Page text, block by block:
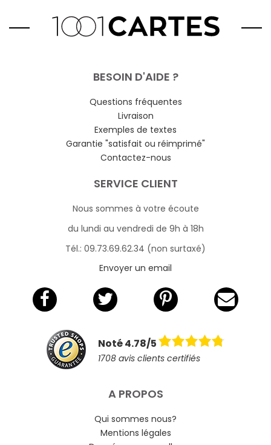
BESOIN D'AIDE ?
Questions fréquentes
Livraison
Exemples de textes
Garantie "satisfait ou réimprimé"
Contactez-nous
SERVICE CLIENT
Nous sommes à votre écoute
du lundi au vendredi de 9h à 18h
Tél.: 09.73.69.62.34 (non surtaxé)
Envoyer un email
Noté 4.78/5
1708 avis clients certifiés
A PROPOS
Qui sommes nous?
Mentions légales